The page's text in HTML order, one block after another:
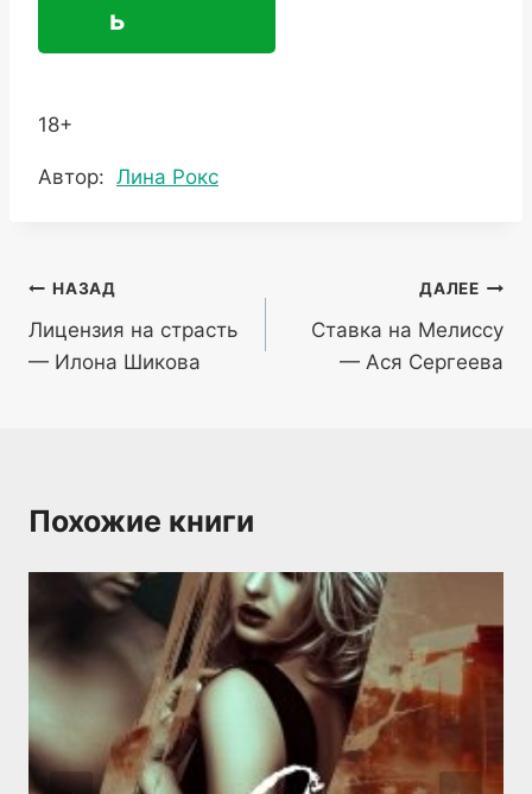
ь
18+
Метки
Автор: Лина Рокс
Навигация
по
записям
НАЗАД
Лицензия на страсть
— Илона Шикова
ДАЛЕЕ
Ставка на Мелиссу
— Ася Сергеева
Похожие книги